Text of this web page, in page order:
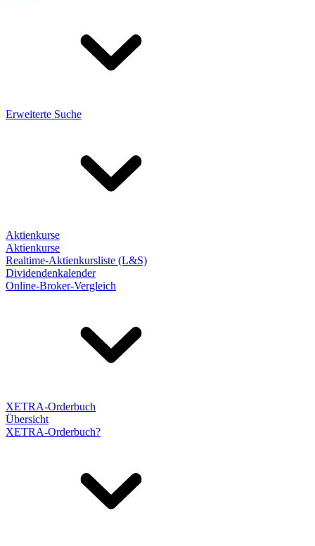
Erweiterte Suche
Aktienkurse
Aktienkurse
Realtime-Aktienkursliste (L&S)
Dividendenkalender
Online-Broker-Vergleich
XETRA-Orderbuch
Übersicht
XETRA-Orderbuch?